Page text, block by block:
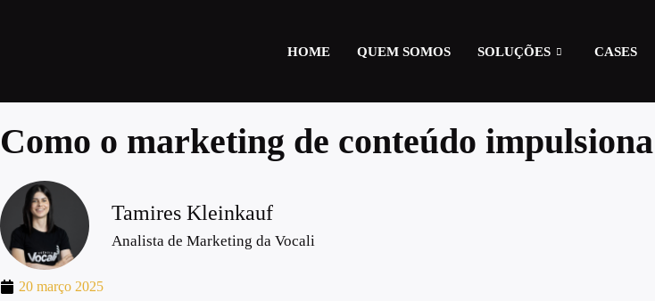
HOME QUEM SOMOS SOLUÇÕES CASES
Como o marketing de conteúdo
Tamires Kleinkauf
Analista de Marketing da Vocali
20 março 2025